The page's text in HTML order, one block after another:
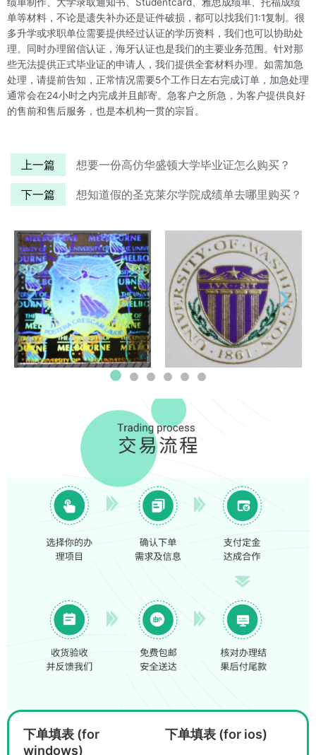
单等材料，不论是遗失补办还是证件破损，都可以找我们1:1复制。很
多升学或求职单位需要提供经过认证的学历资料，我们也可以协助处
理。同时办理留信认证，海牙认证也是我们的主要业务范围。针对那
些无法提供正式毕业证的申请人，我们提供全套材料办理。如需加急
处理，请提前告知，正常情况需要5个工作日左右完成订单，加急处理
通常会在24小时之内完成并且邮寄。急客户之所急，为客户提供良好
的售前和售后服务，也是本机构一贯的宗旨。
上一篇 想要一份高仿华盛顿大学毕业证怎么购买？
下一篇 想知道假的圣克莱尔学院成绩单去哪里购买？
下单填表 (for
windows)
下单填表 (for ios)